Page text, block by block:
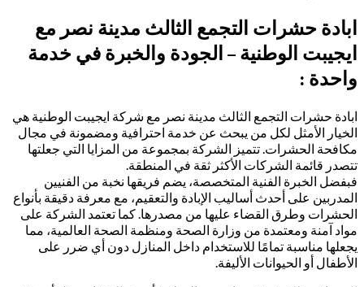
ابادة حشرات التجمع الثالث مدينة نصر مع
ايجيبت الوطنية – الجودة والخبرة في خدمة
واحدة :
ابادة حشرات التجمع الثالث مدينة نصر مع شركة ايجيبت الوطنية هي
الخيار الأمثل لكل من يبحث عن خدمة احترافية ومضمونة في مجال
مكافحة الحشرات. تتميز الشركة بمجموعة من المزايا التي جعلتها
تتصدر قائمة الشركات الأكثر ثقة في المنطقة.
فبفضل الخبرة الفنية المتخصصة، يضم فريقها نخبة من الفنيين
المدربين على أحدث أساليب الإبادة والتعقيم، مع معرفة دقيقة بأنواع
الحشرات وطرق القضاء عليها من مصدرها. كما تعتمد الشركة على
مواد آمنة ومعتمدة من وزارة الصحة ومنظمة الصحة العالمية، مما
يجعلها مناسبة تمامًا للاستخدام داخل المنازل دون أي ضرر على
الأطفال أو الحيوانات الأليفة.